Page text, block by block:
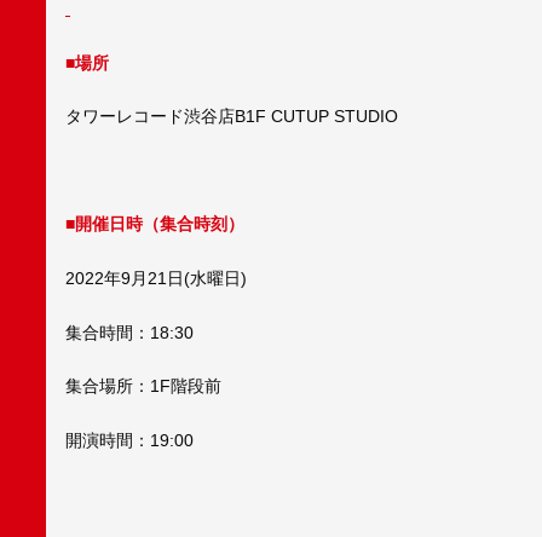
■場所
タワーレコード渋谷店B1F CUTUP STUDIO
■開催日時（集合時刻）
2022年9月21日(水曜日)
集合時間：18:30
集合場所：1F階段前
開演時間：19:00